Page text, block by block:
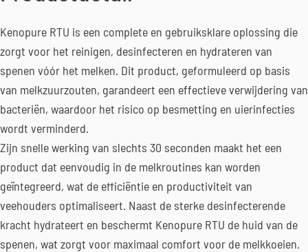
Kenopure RTU is een complete en gebruiksklare oplossing die
zorgt voor het reinigen, desinfecteren en hydrateren van
spenen vóór het melken. Dit product, geformuleerd op basis
van melkzuurzouten, garandeert een effectieve verwijdering van
bacteriën, waardoor het risico op besmetting en uierinfecties
wordt verminderd.
Zijn snelle werking van slechts 30 seconden maakt het een
product dat eenvoudig in de melkroutines kan worden
geïntegreerd, wat de efficiëntie en productiviteit van
veehouders optimaliseert. Naast de sterke desinfecterende
kracht hydrateert en beschermt Kenopure RTU de huid van de
spenen, wat zorgt voor maximaal comfort voor de melkkoeien.